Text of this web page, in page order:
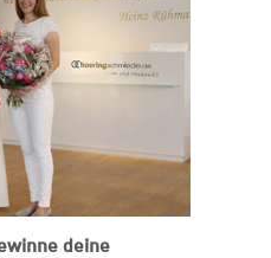
deine